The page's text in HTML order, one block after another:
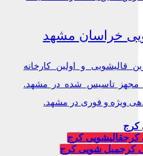
خراسان مشهد
قالیشویی و اولین کارخانه
مجهز تاسیس شده در مشهد.
ویژه و فوری در مشهد.
کرج
کرجقالیشویی کرج
کرجمبل شویی کرج